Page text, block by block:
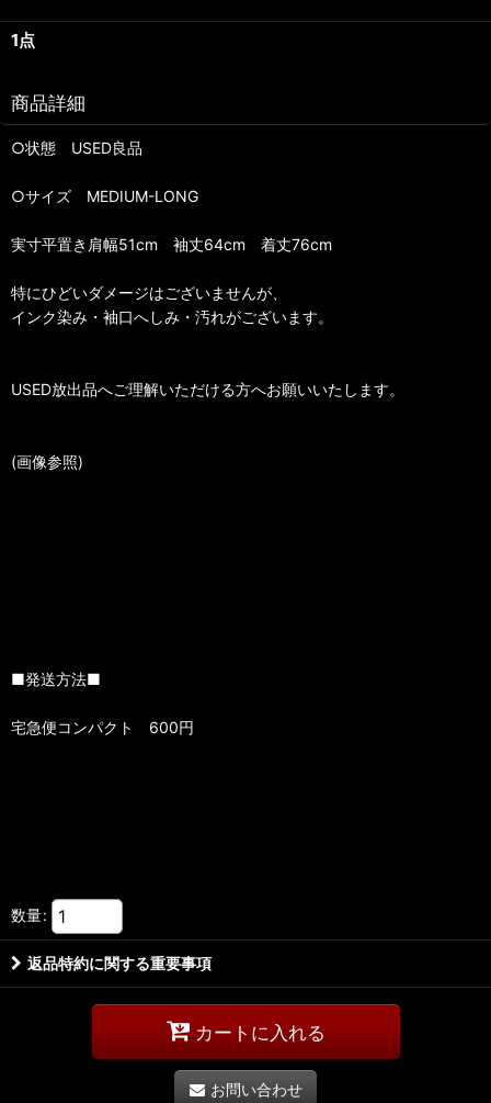
1点
商品詳細
○状態 USED良品
○サイズ MEDIUM-LONG
実寸平置き肩幅51cm 袖丈64cm 着丈76cm
特にひどいダメージはございませんが、
インク染み・袖口へしみ・汚れがございます。
USED放出品へご理解いただける方へお願いいたします。
(画像参照)
■発送方法■
宅急便コンパクト 600円
数量:
返品特約に関する重要事項
カートに入れる
お問い合わせ